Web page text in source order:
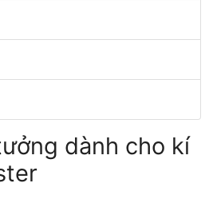
dành cho kí